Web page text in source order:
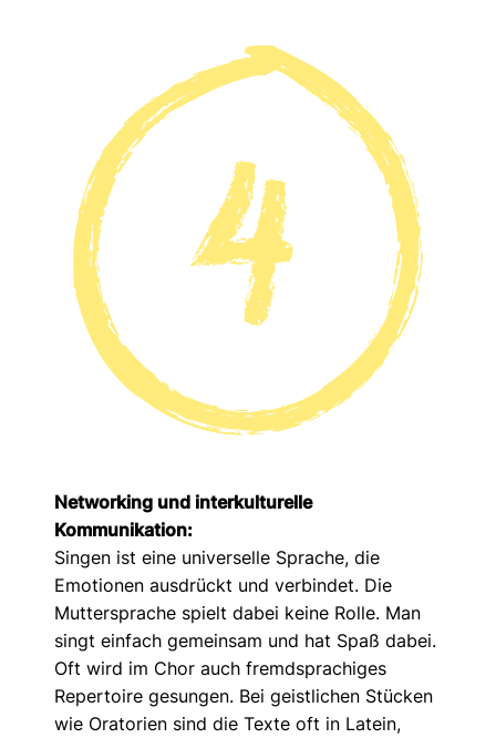
Networking und interkulturelle
Kommunikation:
Singen ist eine universelle Sprache, die
Emotionen ausdrückt und verbindet. Die
Muttersprache spielt dabei keine Rolle. Man
singt einfach gemeinsam und hat Spaß dabei.
Oft wird im Chor auch fremdsprachiges
Repertoire gesungen. Bei geistlichen Stücken
wie Oratorien sind die Texte oft in Latein,